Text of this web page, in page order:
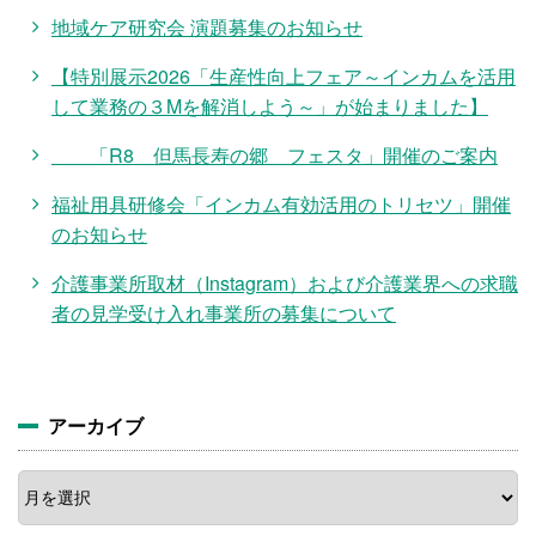
地域ケア研究会 演題募集のお知らせ
【特別展示2026「生産性向上フェア～インカムを活用
して業務の３Mを解消しよう～」が始まりました】
「R8 但馬長寿の郷 フェスタ」開催のご案内
福祉用具研修会「インカム有効活用のトリセツ」開催
のお知らせ
介護事業所取材（Instagram）および介護業界への求職
者の見学受け入れ事業所の募集について
アーカイブ
ア
ー
カ